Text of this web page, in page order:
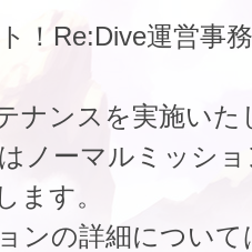
！Re:Dive運営事
ナンスを実施いた
ノーマルミッシ
ます。
ンの詳細について